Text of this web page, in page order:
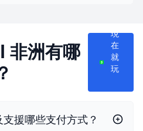
非洲有哪
現
在
就
玩
援哪些支付方式？